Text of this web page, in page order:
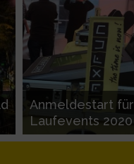
Anmeldestart für
Laufevents 2020